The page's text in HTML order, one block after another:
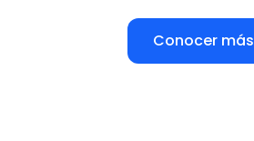
Conocer más